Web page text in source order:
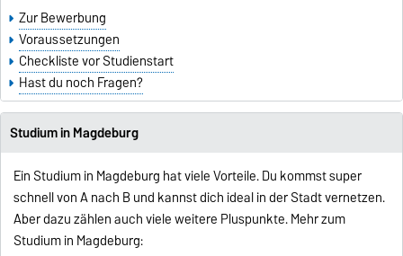
Zur Bewerbung
Voraussetzungen
Checkliste vor Studienstart
Hast du noch Fragen?
Studium in Magdeburg
Ein Studium in Magdeburg hat viele Vorteile. Du kommst super
schnell von A nach B und kannst dich ideal in der Stadt vernetzen.
Aber dazu zählen auch viele weitere Pluspunkte. Mehr zum
Studium in Magdeburg: